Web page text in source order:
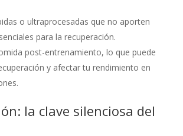
o ultraprocesadas que no aporten
para la recuperación.
post-entrenamiento, lo que puede
y afectar tu rendimiento en
la clave silenciosa del